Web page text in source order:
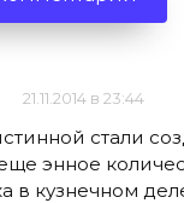
21.11.2014 в 23:44
стали
энное
в кузнечном